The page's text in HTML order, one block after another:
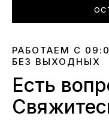
РАБОТАЕМ С
БЕЗ ВЫХОДНЫХ
Есть